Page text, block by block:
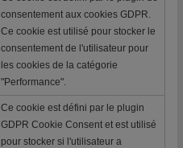
consentement aux cookies GDPR.
Ce cookie est utilisé pour stocker le
consentement de l'utilisateur pour
les cookies de la catégorie
"Performance".
Ce cookie est défini par le plugin
GDPR Cookie Consent et est utilisé
pour stocker si l'utilisateur a